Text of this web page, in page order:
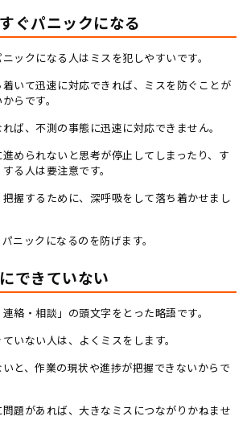
ぐパニックになる
ックになる人はミスを犯しやすいです。
いて迅速に対応できれば、ミスを防ぐことが
らです。
ば、不測の事態に迅速に対応できません。
められないと思考が停止してしまったり、す
る人は要注意です。
握するために、深呼吸をして落ち着かせまし
ニックになるのを防げます。
できていない
絡・相談」の頭文字をとった略語です。
いない人は、よくミスをします。
と、作業の現状や進捗が把握できないからで
題があれば、大きなミスにつながりかねませ